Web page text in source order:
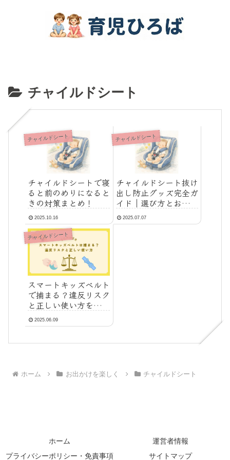
チャイルドシート
チャイルドシート
チャイルドシートで寝
ると前のめりになると
きの対策まとめ！
2025.10.16
チャイルドシート
チャイルドシート抜け
出し防止グッズ完全ガ
イド｜選び方とおすす
め対策
2025.07.07
チャイルドシート
スマートキッズベルト
で捕まる？違反リスク
と正しい使い方を徹底
解説
2025.06.09
ホーム お出かけを楽しく チャイルドシート
ホーム
運営者情報
プライバシーポリシー・免責事項
サイトマップ